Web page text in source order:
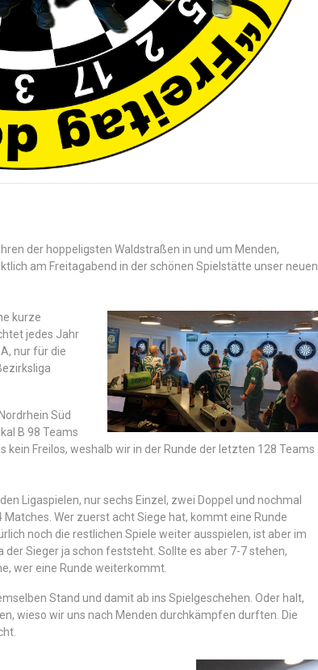
der hoppeligsten Waldstraßen in und um Menden,
am Freitagabend in der schönen Spielstätte unser neuen
kurze
jedes Jahr
nur für die
Süd
B 98 Teams
Freilos, weshalb wir in der Runde der letzten 128 Teams
Ligaspielen, nur sechs Einzel, zwei Doppel und nochmal
Matches. Wer zuerst acht Siege hat, kommt eine Runde
noch die restlichen Spiele weiter ausspielen, ist aber im
der Sieger ja schon feststeht. Sollte es aber 7-7 stehen,
wer eine Runde weiterkommt.
Stand und damit ab ins Spielgeschehen. Oder halt,
wieso wir uns nach Menden durchkämpfen durften. Die